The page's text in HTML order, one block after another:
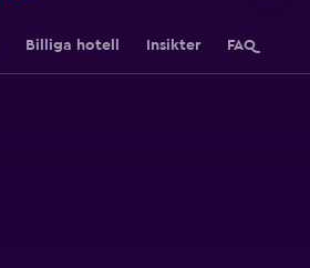
Billiga hotell Insikter FAQ